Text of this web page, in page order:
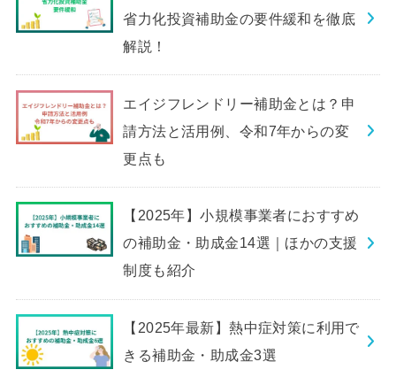
省力化投資補助金の要件緩和を徹底
解説！
エイジフレンドリー補助金とは？申
請方法と活用例、令和7年からの変
更点も
【2025年】小規模事業者におすすめ
の補助金・助成金14選｜ほかの支援
制度も紹介
【2025年最新】熱中症対策に利用で
きる補助金・助成金3選